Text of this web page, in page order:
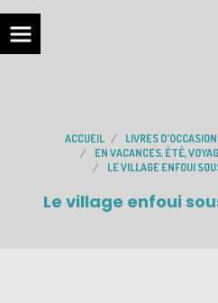
ACCUEIL
LIVRES
EN VACANCES, ÉTÉ,
LE VILLAGE ENFOUI
Le village enfoui